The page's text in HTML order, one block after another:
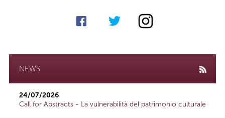
NEWS
24/07/2026
Call for Abstracts - La vulnerabilità del patrimonio culturale